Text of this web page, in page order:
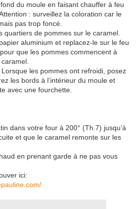
du moule en faisant chauffer à feu
: surveillez la coloration car le
pas trop foncé.
quartiers de pommes sur le caramel.
aluminium et replacez-le sur le feu
que les pommes commencent à
les pommes ont refroidi, posez
les bords à l’intérieur du moule et
avec une fourchette.
dans votre four à 200° (Th.7) jusqu’à
et que le caramel remonte sur les
en prenant garde à ne pas vous
ici: